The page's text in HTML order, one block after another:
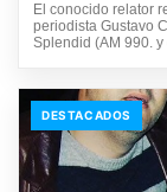
El conocido relator
periodista Gustavo
Splendid (AM 990.
DESTACADOS